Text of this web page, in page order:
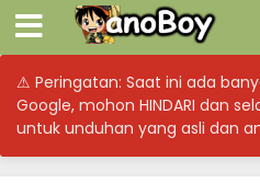
⚠ Peringatan: Saat ini ada
Google, mohon HINDARI dan
untuk unduhan yang asli dan